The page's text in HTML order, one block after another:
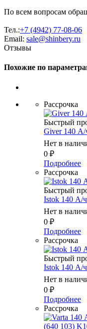
По всем вопросам
Тел.:+7 (4942) 77-08-06
Email: sale@shinbery.ru
Отзывы
Похожие по
Рассрочка
Быстрый
Giver 140
Нет в
0 ₽
Подробнее
Рассрочка
Быстрый
Istok 140 А/
Нет в
0 ₽
Подробнее
Рассрочка
Быстрый
Istok 140 А/
Нет в
0 ₽
Подробнее
Рассрочка